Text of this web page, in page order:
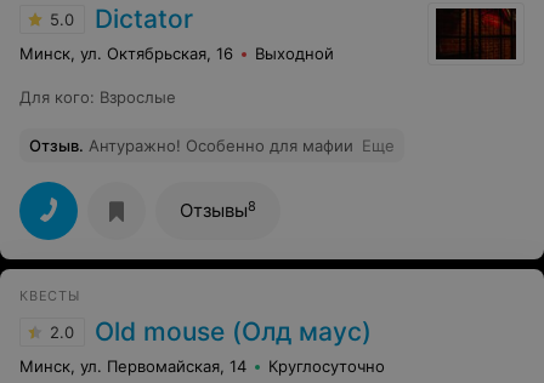
5.0 Dictator
Минск, ул. Октябрьская, 16 Выходной
Для кого: Взрослые
Отзыв. Антуражно! Особенно для мафии Еще
Отзывы8
КВЕСТЫ
2.0 Old mouse (Олд маус)
Минск, ул. Первомайская, 14 Круглосуточно